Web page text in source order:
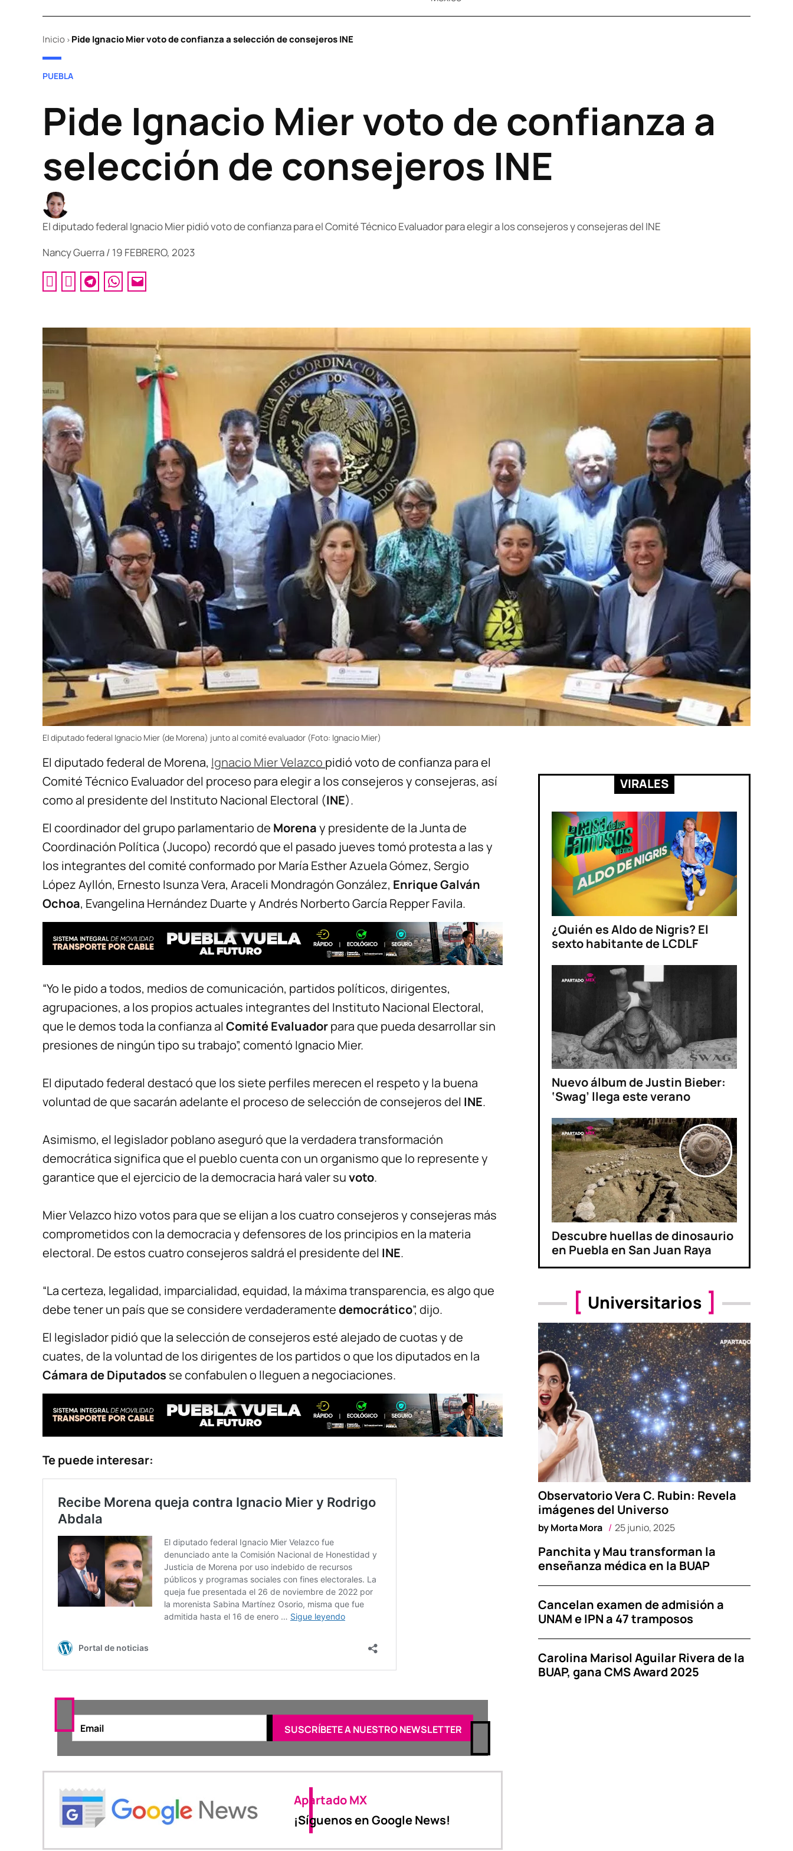
Inicio > Pide Ignacio Mier voto de confianza a selección de consejeros INE
POSTED
PUEBLA
Pide Ignacio Mier voto de confianza a
selección de consejeros INE
El diputado federal Ignacio Mier pidió voto de confianza para el Comité Técnico Evaluador para elegir a los consejeros y consejeras del INE
Nancy Guerra/ 19 FEBRERO, 2023
El diputado federal Ignacio Mier (de Morena) junto al comité evaluador (Foto: Ignacio Mier)
El diputado federal de Morena, Ignacio Mier Velazco pidió voto de confianza para el
Comité Técnico Evaluador del proceso para elegir a los consejeros y consejeras, así
como al presidente del Instituto Nacional Electoral (INE).
El coordinador del grupo parlamentario de Morenay presidente de la Junta de
Coordinación Política (Jucopo) recordó que el pasado jueves tomó protesta a las y
los integrantes del comité conformado por María Esther Azuela Gómez, Sergio
López Ayllón, Ernesto Isunza Vera, Araceli Mondragón González, Enrique Galván
Ochoa, Evangelina Hernández Duarte y Andrés Norberto García Repper Favila.
“Yo le pido a todos, medios de comunicación, partidos políticos, dirigentes,
agrupaciones, a los propios actuales integrantes del Instituto Nacional Electoral,
que le demos toda la confianza al Comité Evaluadorpara que pueda desarrollar sin
presiones de ningún tipo su trabajo”, comentó Ignacio Mier.
El diputado federal destacó que los siete perfiles merecen el respeto y la buena
voluntad de que sacarán adelante el proceso de selección de consejeros del INE.
Asimismo, el legislador poblano aseguró que la verdadera transformación
democrática significa que el pueblo cuenta con un organismo que lo represente y
garantice que el ejercicio de la democracia hará valer suvoto.
Mier Velazco hizo votos para que se elijan a los cuatro consejeros y consejeras más
comprometidos con la democracia y defensores de los principios en la materia
electoral. De estos cuatro consejeros saldrá el presidente del INE.
“La certeza, legalidad, imparcialidad, equidad, la máxima transparencia, es algo que
debe tener un país que se considere verdaderamentedemocrático”, dijo.
El legislador pidió que la selección de consejeros esté alejado de cuotas y de
cuates, de la voluntad de los dirigentes de los partidos o que los diputados en la
Cámara de Diputados se confabulen o lleguen a negociaciones.
Te puede interesar:
Apartado MX
¡Síguenos en Google News!
VIRALES
¿Quién es Aldo de Nigris? El
sexto habitante de LCDLF
Nuevo álbum de Justin Bieber:
‘Swag’ llega este verano
Descubre huellas de dinosaurio
en Puebla en San Juan Raya
Universitarios
Observatorio Vera C. Rubin: Revela
imágenes del Universo
byMorta Mora 25 junio, 2025
Panchita y Mau transforman la
enseñanza médica en la BUAP
Cancelan examen de admisión a
UNAM e IPN a 47 tramposos
Carolina Marisol Aguilar Rivera de la
BUAP, gana CMS Award 2025